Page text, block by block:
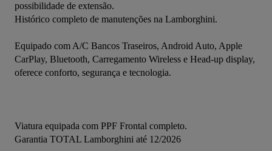
possibilidade de extensão.
Histórico completo de manutenções na Lamborghini.
Equipado com A/C Bancos Traseiros, Android Auto, Apple
CarPlay, Bluetooth, Carregamento Wireless e Head-up display,
oferece conforto, segurança e tecnologia.
Viatura equipada com PPF Frontal completo.
Garantia TOTAL Lamborghini até 12/2026